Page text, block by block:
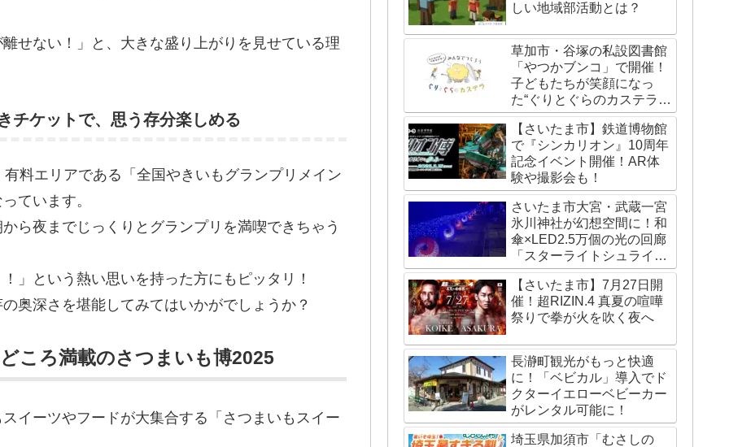
せない！」と、大きな盛り上がりを見せている理
チケットで、思う存分楽しめる
料エリアである「全国やきいもグランプリメイン
ています。
ら夜までじっくりとグランプリを満喫できちゃう
」という熱い思いを持った方にもピッタリ！
奥深さを堪能してみてはいかがでしょうか？
ころ満載のさつまいも博2025
イーツやフードが大集合する「さつまいもスイー
しい地域部活動とは？
草加市・谷塚の私設図書館
「やつかブンコ」で開催！
子どもたちが笑顔になっ
た“ぐりとぐらのカステライ
ベント”レポート
【さいたま市】鉄道博物館
で『シンカリオン』10周年
記念イベント開催！AR体
験や撮影会も！
さいたま市大宮・武蔵一宮
氷川神社が幻想空間に！和
傘×LED2.5万個の光の回廊
「スターライトシュライ
ン」が国内外で話題
【さいたま市】7月27日開
催！超RIZIN.4 真夏の喧嘩
祭りで拳が火を吹く夜へ
長瀞町観光がもっと快適
に！「ベビカル」導入でド
クターイエローベビーカー
がレンタル可能に！
埼玉県加須市「むさしの